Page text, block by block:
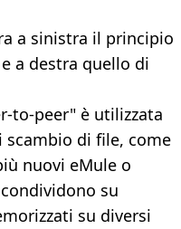
a sinistra il principio
a destra quello di
to-peer" è utilizzata
scambio di file, come
nuovi eMule o
su
su diversi